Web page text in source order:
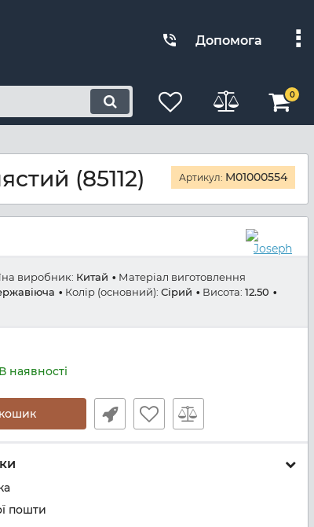
Допомога
0
(85112) Артикул: M01000554
виробник: Китай
Матеріал виготовлення
Колір (основний): Сірий Висота: 12.50
В наявності
пошти